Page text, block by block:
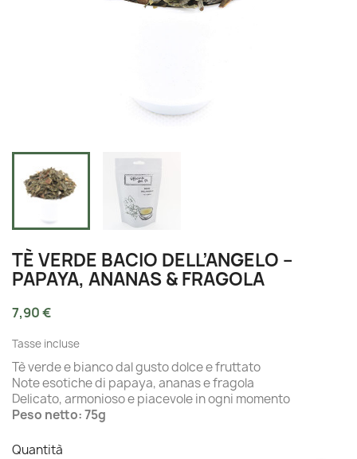
TÈ VERDE BACIO DELL’ANGELO –
PAPAYA, ANANAS & FRAGOLA
7,90 €
Tasse incluse
Tè verde e bianco dal gusto dolce e fruttato
Note esotiche di papaya, ananas e fragola
Delicato, armonioso e piacevole in ogni momento
Peso netto: 75g
Quantità